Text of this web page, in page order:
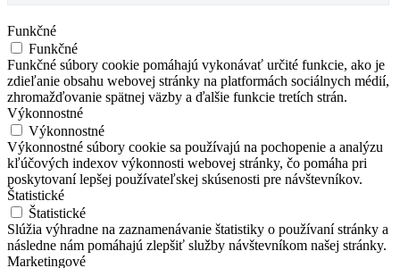
Funkčné
Funkčné
Funkčné súbory cookie pomáhajú vykonávať určité funkcie, ako je
zdieľanie obsahu webovej stránky na platformách sociálnych médií,
zhromažďovanie spätnej väzby a ďalšie funkcie tretích strán.
Výkonnostné
Výkonnostné
Výkonnostné súbory cookie sa používajú na pochopenie a analýzu
kľúčových indexov výkonnosti webovej stránky, čo pomáha pri
poskytovaní lepšej používateľskej skúsenosti pre návštevníkov.
Štatistické
Štatistické
Slúžia výhradne na zaznamenávanie štatistiky o používaní stránky a
následne nám pomáhajú zlepšiť služby návštevníkom našej stránky.
Marketingové